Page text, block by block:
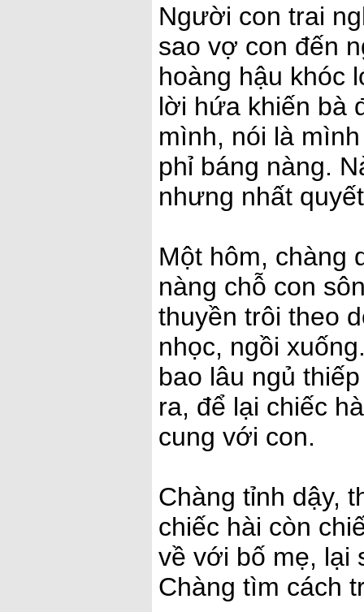
Người con trai
sao vợ con đến
hoàng hậu khóc
lời hứa khiến bà
mình, nói là
phỉ báng nàng.
nhưng nhất
Một hôm, chàng
nàng chỗ con
thuyền trôi theo
nhọc, ngồi
bao lâu ngủ
ra, để lại chiếc
cung với con.
Chàng tỉnh dậy,
chiếc hài còn
về với bố mẹ, lại
Chàng tìm cách